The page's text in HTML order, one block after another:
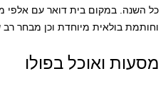
כל השנה. במקום בית דואר עם אלפי
וחותמת בולאית מיוחדת וכן מבחר רב
מסעות ואוכל בפולו